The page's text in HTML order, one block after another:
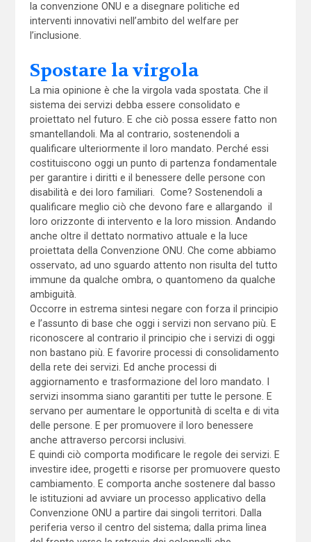
la convenzione ONU e a disegnare politiche ed
interventi innovativi nell’ambito del welfare per
l’inclusione.
Spostare la virgola
La mia opinione è che la virgola vada spostata. Che il
sistema dei servizi debba essere consolidato e
proiettato nel futuro. E che ciò possa essere fatto non
smantellandoli. Ma al contrario, sostenendoli a
qualificare ulteriormente il loro mandato. Perché essi
costituiscono oggi un punto di partenza fondamentale
per garantire i diritti e il benessere delle persone con
disabilità e dei loro familiari. Come? Sostenendoli a
qualificare meglio ciò che devono fare e allargando il
loro orizzonte di intervento e la loro mission. Andando
anche oltre il dettato normativo attuale e la luce
proiettata della Convenzione ONU. Che come abbiamo
osservato, ad uno sguardo attento non risulta del tutto
immune da qualche ombra, o quantomeno da qualche
ambiguità.
Occorre in estrema sintesi negare con forza il principio
e l’assunto di base che oggi i servizi non servano più. E
riconoscere al contrario il principio che i servizi di oggi
non bastano più. E favorire processi di consolidamento
della rete dei servizi. Ed anche processi di
aggiornamento e trasformazione del loro mandato. I
servizi insomma siano garantiti per tutte le persone. E
servano per aumentare le opportunità di scelta e di vita
delle persone. E per promuovere il loro benessere
anche attraverso percorsi inclusivi.
E quindi ciò comporta modificare le regole dei servizi. E
investire idee, progetti e risorse per promuovere questo
cambiamento. E comporta anche sostenere dal basso
le istituzioni ad avviare un processo applicativo della
Convenzione ONU a partire dai singoli territori. Dalla
periferia verso il centro del sistema; dalla prima linea